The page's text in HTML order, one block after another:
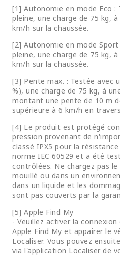
[1] Autonomie en mode Eco :
pleine, une charge de 75 kg,
km/h sur la chaussée.
[2] Autonomie en mode
pleine, une charge de 75 kg,
km/h sur la chaussée.
[3] Pente max. : Testée avec
%), une charge de 75 kg, à
montant une pente de 10 m
supérieure à 6 km/h en
[4] Le produit est protégé
pression provenant de
classé IPX5 pour la
norme IEC 60529 et a été
contrôlées. Ne chargez pas
mouillé ou dans un
dans un liquide et les
sont pas couverts par la
[5] Apple Find My
- Veuillez activer la connexion
Apple Find My et appairer le
Localiser. Vous pouvez
via l'application Localiser de